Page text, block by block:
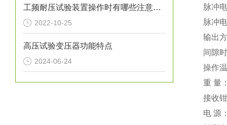
工频耐压试验装置操作时有哪些注意事项？
2022-10-25
高压试验变压器功能特点
2024-06-24
脉冲
脉冲
输出
间隙
操作
重 量
接收
电 源